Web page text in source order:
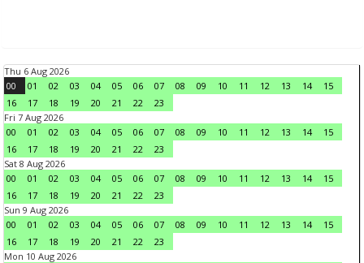
Thu 6 Aug 2026
00
01 02 03 04 05 06 07 08 09 10 11 12 13 14
15
16
17 18 19 20 21 22
23
Fri 7 Aug 2026
00
01 02 03 04 05 06 07 08 09 10 11 12 13 14
15
16
17 18 19 20 21 22
23
Sat 8 Aug 2026
00
01 02 03 04 05 06 07 08 09 10 11 12 13 14
15
16
17 18 19 20 21 22
23
Sun 9 Aug 2026
00
01 02 03 04 05 06 07 08 09 10 11 12 13 14
15
16
17 18 19 20 21 22
23
Mon 10 Aug 2026